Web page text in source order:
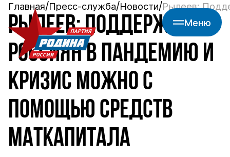
Меню
Главная Пресс-служба Новости Рылеев:
РЫЛЕЕВ: ПОДДЕРЖАТЬ
РОССИЯН В ПАНДЕМИЮ И
КРИЗИС МОЖНО С
ПОМОЩЬЮ СРЕДСТВ
МАТКАПИТАЛА